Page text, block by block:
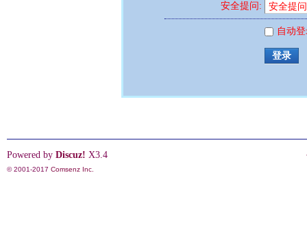
安全提问:
自动
登录
Powered by Discuz! X3.4
© 2001-2017 Comsenz Inc.